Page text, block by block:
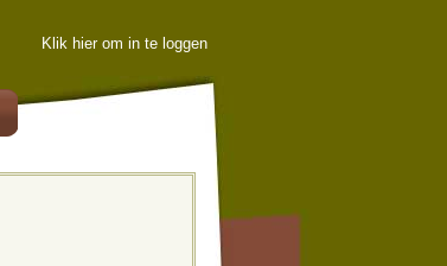
Klik hier om in te loggen